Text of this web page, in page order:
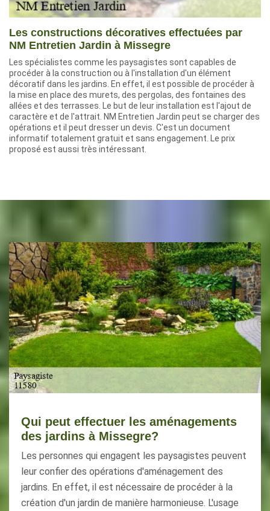
Les constructions décoratives effectuées par
NM Entretien Jardin à Missegre
Les spécialistes comme les paysagistes sont capables de
procéder à la construction ou à l'installation d'un élément
décoratif dans les jardins. En effet, il est possible de procéder à
la mise en place des murets, des pergolas, des fontaines des
allées et des terrasses. Le but de leur installation est l'ajout de
caractère et de l'attrait. NM Entretien Jardin peut se charger des
opérations et il peut dresser un devis. C'est un document
informatif totalement gratuit et sans engagement. Le prix
proposé est aussi très intéressant.
Qui peut effectuer les aménagements
des jardins à Missegre?
Les personnes qui engagent les paysagistes peuvent
leur confier des opérations d'aménagement des
jardins. En effet, il est nécessaire de procéder à la
création d'un jardin de manière harmonieuse. L'usage